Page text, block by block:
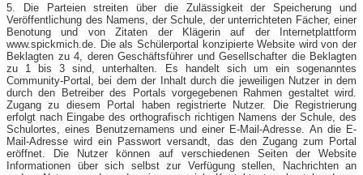
5. Die Parteien streiten über die Zulässigkeit der Speicherung und
Veröffentlichung des Namens, der Schule, der unterrichteten Fächer, einer
Benotung und von Zitaten der Klägerin auf der Internetplattform
www.spickmich.de. Die als Schülerportal konzipierte Website wird von der
Beklagten zu 4, deren Geschäftsführer und Gesellschafter die Beklagten
zu 1 bis 3 sind, unterhalten. Es handelt sich um ein sogenanntes
Community-​Portal, bei dem der Inhalt durch die jeweiligen Nutzer in dem
durch den Betreiber des Portals vorgegebenen Rahmen gestaltet wird.
Zugang zu diesem Portal haben registrierte Nutzer. Die Registrierung
erfolgt nach Eingabe des orthografisch richtigen Namens der Schule, des
Schulortes, eines Benutzernamens und einer E-​Mail-​Adresse. An die E-​
Mail-​Adresse wird ein Passwort versandt, das den Zugang zum Portal
eröffnet. Die Nutzer können auf verschiedenen Seiten der Website
Informationen über sich selbst zur Verfügung stellen, Nachrichten an